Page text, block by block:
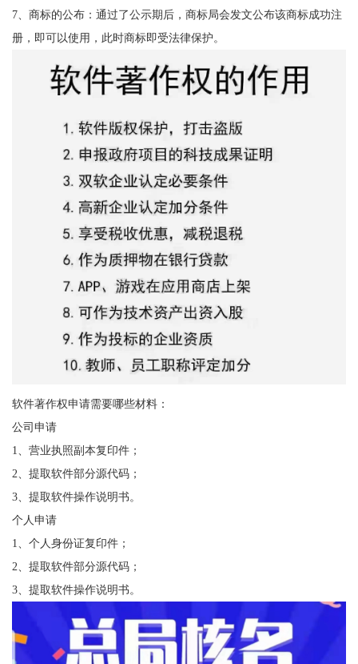
7、商标的公布：通过了公示期后，商标局会发文公布该商标成功注
册，即可以使用，此时商标即受法律保护。
软件著作权申请需要哪些材料：
公司申请
1、营业执照副本复印件；
2、提取软件部分源代码；
3、提取软件操作说明书。
个人申请
1、个人身份证复印件；
2、提取软件部分源代码；
3、提取软件操作说明书。